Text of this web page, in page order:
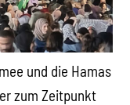
und die Hamas
zum Zeitpunkt